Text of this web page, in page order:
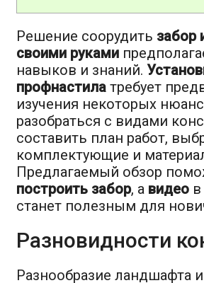
Решение соорудить забор
своими руками
навыков и знаний.
профнастила требует
изучения некоторых
разобраться с видами
составить план работ,
комплектующие и
Предлагаемый обзор
построить забор, а видео
станет полезным для
Разновидности
Разнообразие ландшафта